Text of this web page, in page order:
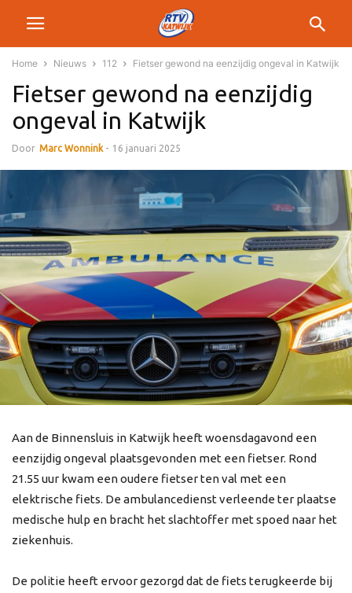
Home Nieuws 112 Fietser gewond na eenzijdig ongeval in Katwijk
Fietser gewond na eenzijdig
ongeval in Katwijk
Door Marc Wonnink - 16 januari 2025
Aan de Binnensluis in Katwijk heeft woensdagavond een
eenzijdig ongeval plaatsgevonden met een fietser. Rond
21.55 uur kwam een oudere fietser ten val met een
elektrische fiets. De ambulancedienst verleende ter plaatse
medische hulp en bracht het slachtoffer met spoed naar het
ziekenhuis.
De politie heeft ervoor gezorgd dat de fiets terugkeerde bij